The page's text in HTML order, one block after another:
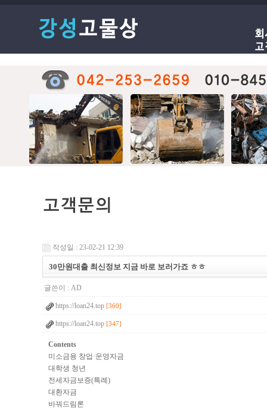
작성일 : 23-02-21 12:39
30만원대출 최신정보 지금 바로 보러가죠 ㅎㅎ
글쓴이 : AD
https://loan24.top [360]
https://loan24.top [347]
Contents
미소금융 창업·운영자금
대학생 청년
전세자금보증(특례)
대환자금
바꿔드림론